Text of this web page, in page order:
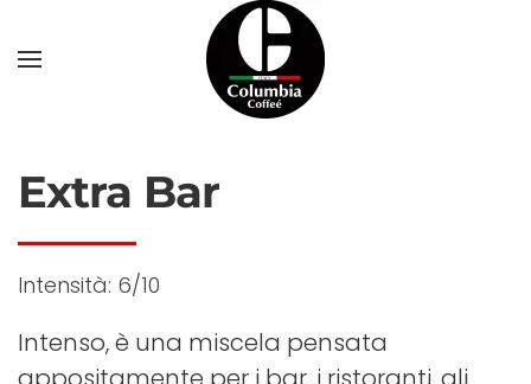
Skip to main content
Extra Bar
Intensità: 6/10
Intenso, è una miscela pensata